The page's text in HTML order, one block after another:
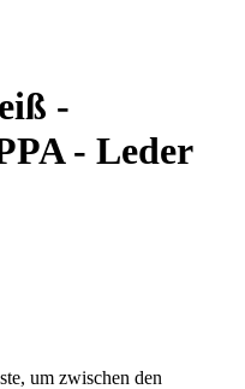
-
- Leder
um zwischen den